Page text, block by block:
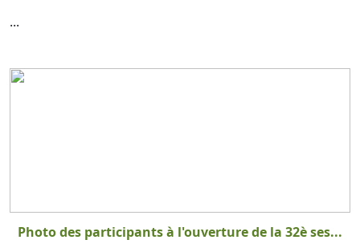
...
Photo des participants à l'ouverture de la 32è ses...